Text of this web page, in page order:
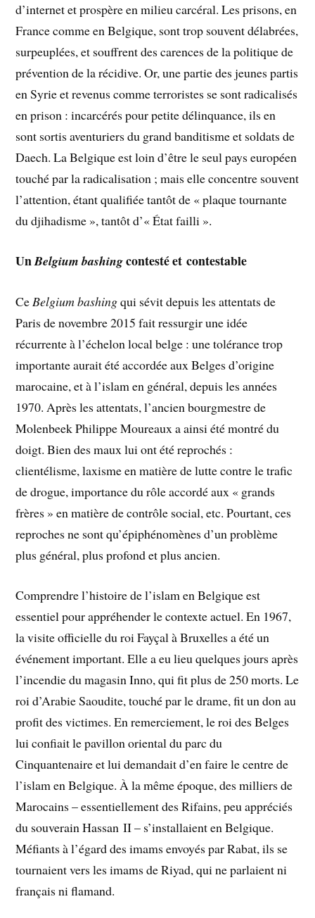
d’internet et prospère en milieu carcéral. Les prisons, en
France comme en Belgique, sont trop souvent délabrées,
surpeuplées, et souffrent des carences de la politique de
prévention de la récidive. Or, une partie des jeunes partis
en Syrie et revenus comme terroristes se sont radicalisés
en prison : incarcérés pour petite délinquance, ils en
sont sortis aventuriers du grand banditisme et soldats de
Daech. La Belgique est loin d’être le seul pays européen
touché par la radicalisation ; mais elle concentre souvent
l’attention, étant qualifiée tantôt de « plaque tournante
du djihadisme », tantôt d’« État failli ».
UnBelgium bashingcontesté et contestable
CeBelgium bashingqui sévit depuis les attentats de
Paris de novembre 2015 fait ressurgir une idée
récurrente à l’échelon local belge : une tolérance trop
importante aurait été accordée aux Belges d’origine
marocaine, et à l’islam en général, depuis les années
1970. Après les attentats, l’ancien bourgmestre de
Molenbeek Philippe Moureaux a ainsi été montré du
doigt. Bien des maux lui ont été reprochés :
clientélisme, laxisme en matière de lutte contre le trafic
de drogue, importance du rôle accordé aux « grands
frères » en matière de contrôle social, etc. Pourtant, ces
reproches ne sont qu’épiphénomènes d’un problème
plus général, plus profond et plus ancien.
Comprendre l’histoire de l’islam en Belgique est
essentiel pour appréhender le contexte actuel. En 1967,
la visite officielle du roi Fayçal à Bruxelles a été un
événement important. Elle a eu lieu quelques jours après
l’incendie du magasin Inno, qui fit plus de 250 morts. Le
roi d’Arabie Saoudite, touché par le drame, fit un don au
profit des victimes. En remerciement, le roi des Belges
lui confiait le pavillon oriental du parc du
Cinquantenaire et lui demandait d’en faire le centre de
l’islam en Belgique. À la même époque, des milliers de
Marocains – essentiellement des Rifains, peu appréciés
du souverain Hassan II – s’installaient en Belgique.
Méfiants à l’égard des imams envoyés par Rabat, ils se
tournaient vers les imams de Riyad, qui ne parlaient ni
français ni flamand.